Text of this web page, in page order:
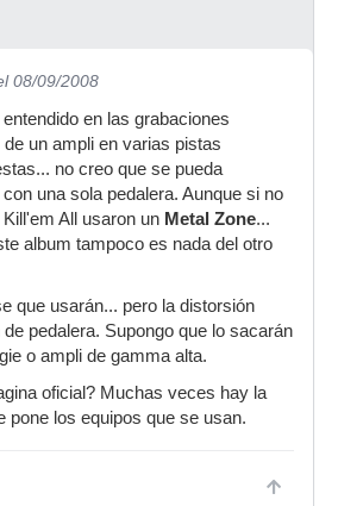
08/09/2008
en las grabaciones
un ampli en varias pistas
no creo que se pueda
una sola pedalera. Aunque si no
All usaron un Metal Zone...
album tampoco es nada del otro
que usarán... pero la distorsión
pedalera. Supongo que lo sacarán
o ampli de gamma alta.
oficial? Muchas veces hay la
pone los equipos que se usan.